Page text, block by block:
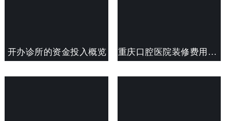
开办诊所的资金投入概览 重庆口腔医院装修费用概览：从设计到施工，全面解析预算构成